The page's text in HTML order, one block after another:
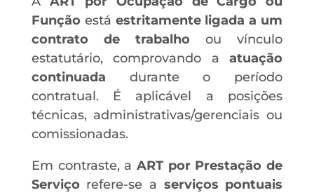
Funçãoestá estritamente ligada a um
contrato de trabalho ou vínculo
estatutário, comprovando aatuação
continuada durante o período
contratual. É aplicável a posições
técnicas, administrativas/gerenciais ou
comissionadas.
Em contraste, a ART por Prestação de
Serviçorefere-se a serviços pontuais